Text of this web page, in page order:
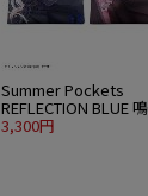
Summer Pockets
REFLECTION BLUE
しろは 両面プリントク
3,300円